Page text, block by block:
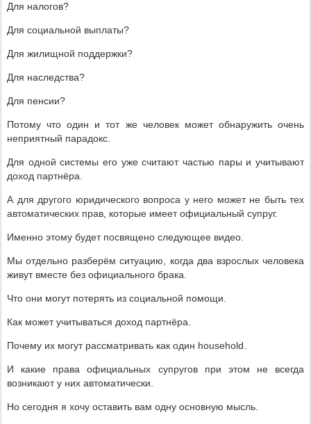
Для налогов?
Для социальной выплаты?
Для жилищной поддержки?
Для наследства?
Для пенсии?
Потому что один и тот же человек может обнаружить очень
неприятный парадокс.
Для одной системы его уже считают частью пары и учитывают
доход партнёра.
А для другого юридического вопроса у него может не быть тех
автоматических прав, которые имеет официальный супруг.
Именно этому будет посвящено следующее видео.
Мы отдельно разберём ситуацию, когда два взрослых человека
живут вместе без официального брака.
Что они могут потерять из социальной помощи.
Как может учитываться доход партнёра.
Почему их могут рассматривать как один household.
И какие права официальных супругов при этом не всегда
возникают у них автоматически.
Но сегодня я хочу оставить вам одну основную мысль.